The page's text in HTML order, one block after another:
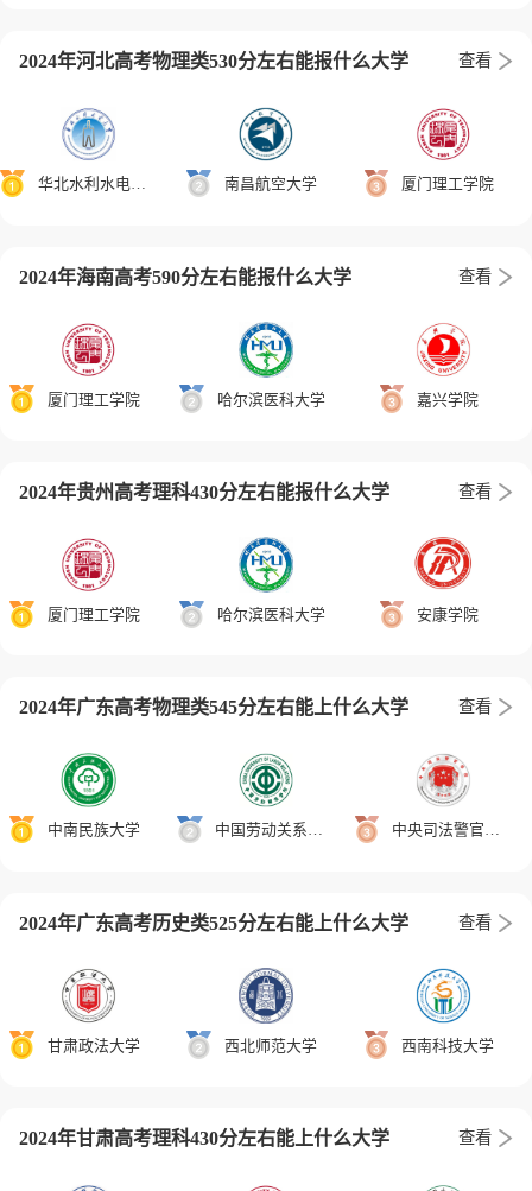
2024年河北高考物理类530分左右能报什么大学 查看
华北水利水电大学 南昌航空大学 厦门理工学院
2024年海南高考590分左右能报什么大学 查看
厦门理工学院 哈尔滨医科大学 嘉兴学院
2024年贵州高考理科430分左右能报什么大学 查看
厦门理工学院 哈尔滨医科大学 安康学院
2024年广东高考物理类545分左右能上什么大学 查看
中南民族大学 中国劳动关系学院 中央司法警官学院
2024年广东高考历史类525分左右能上什么大学 查看
甘肃政法大学 西北师范大学 西南科技大学
2024年甘肃高考理科430分左右能上什么大学 查看